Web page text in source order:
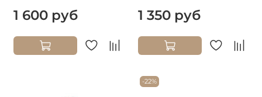
1 600 руб 1 350 руб
-22%